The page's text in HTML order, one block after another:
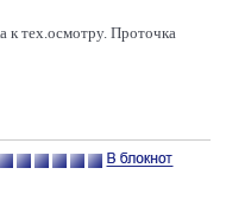
к тех.осмотру. Проточка